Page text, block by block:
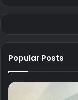
Popular Posts